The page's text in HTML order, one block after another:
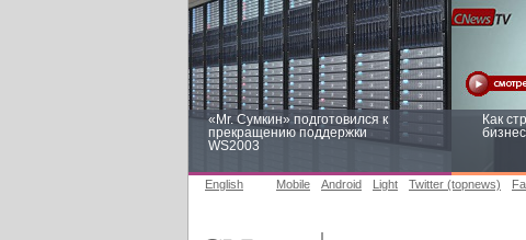
«Mr. Сумкин» подготовился к
прекращению поддержки
WS2003
Как
English Mobile Android Light Twitter (topnews)